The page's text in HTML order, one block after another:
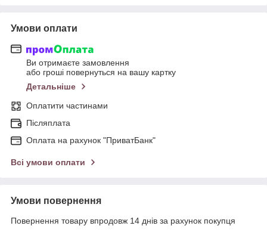
Умови оплати
Ви отримаєте замовлення
або гроші повернуться на вашу картку
Детальніше
Оплатити частинами
Післяплата
Оплата на рахунок "ПриватБанк"
Всі умови оплати
Умови повернення
Повернення товару впродовж 14 днів за рахунок покупця